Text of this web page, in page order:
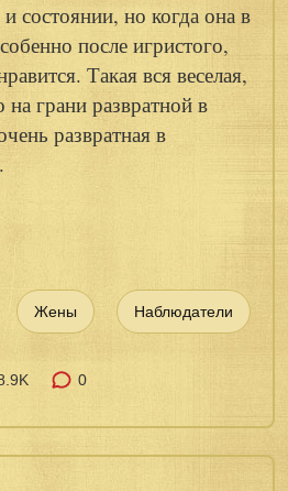
состоянии, но когда она в
после игристого,
Такая вся веселая,
на грани развратной в
развратная в
Жены Наблюдатели
0